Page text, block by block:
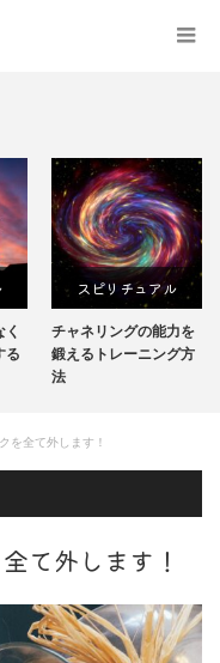
く
る
スピリチュアル
チャネリングの能力を
鍛えるトレーニング方
法
を全て外します！
て外します！